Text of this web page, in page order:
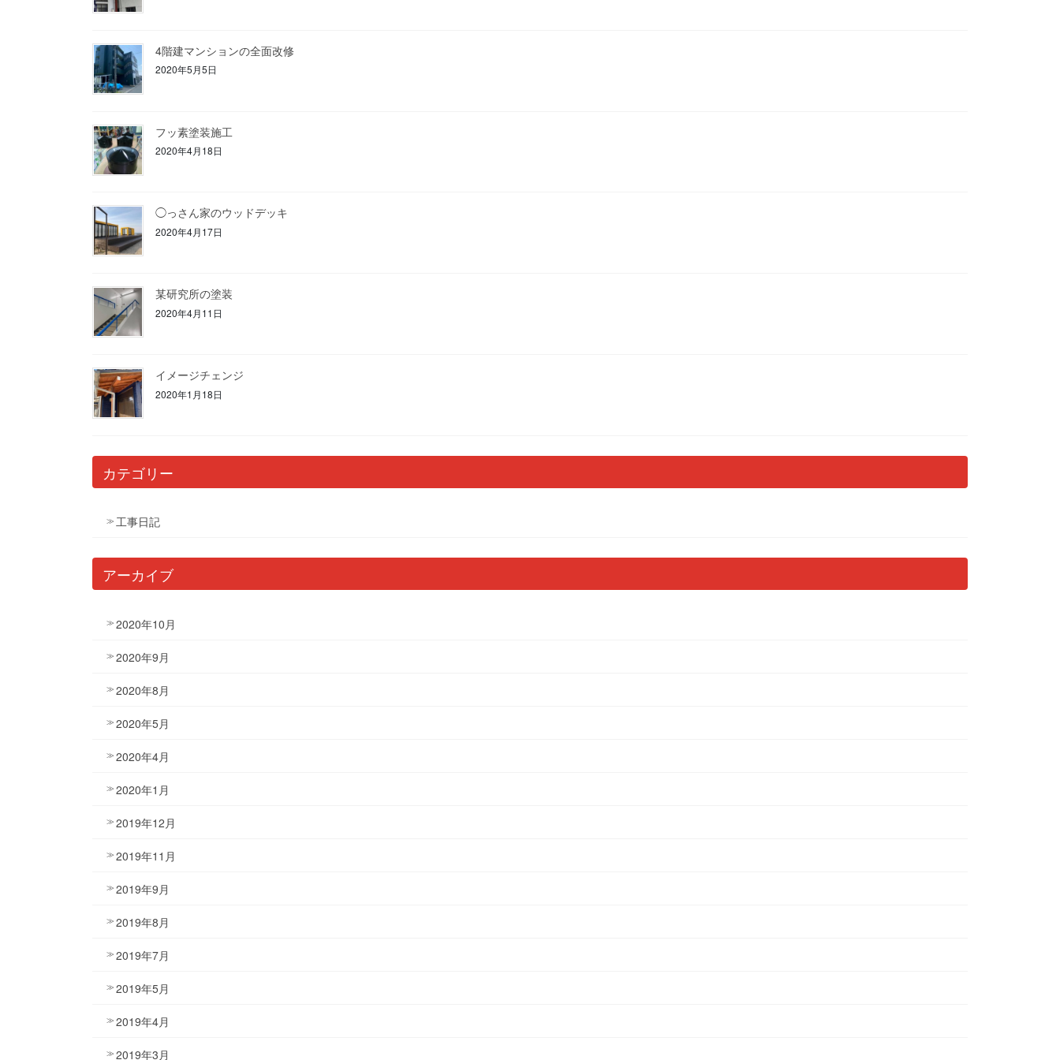
4階建マンションの全面改修
2020年5月5日
フッ素塗装施工
2020年4月18日
◯っさん家のウッドデッキ
2020年4月17日
某研究所の塗装
2020年4月11日
イメージチェンジ
2020年1月18日
カテゴリー
工事日記
アーカイブ
2020年10月
2020年9月
2020年8月
2020年5月
2020年4月
2020年1月
2019年12月
2019年11月
2019年9月
2019年8月
2019年7月
2019年5月
2019年4月
2019年3月